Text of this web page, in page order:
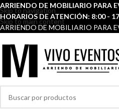
Skip to navigation
Skip to main content
ARRIENDO DE MOBILIARIO PARA
HORARIOS DE ATENCIÓN: 8:00 -
ARRIENDO DE MOBILIARIO PARA